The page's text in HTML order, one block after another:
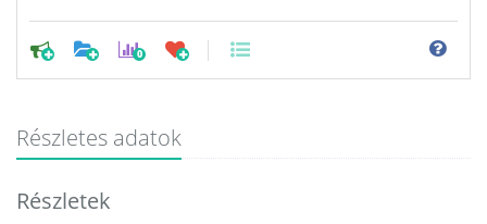
0
Részletes adatok
Részletek